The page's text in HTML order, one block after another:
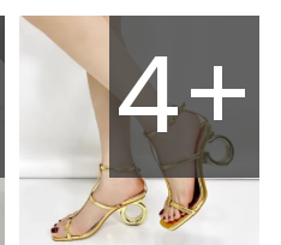
4+